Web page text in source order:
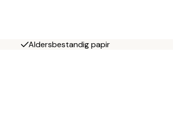
Aldersbestandig papir